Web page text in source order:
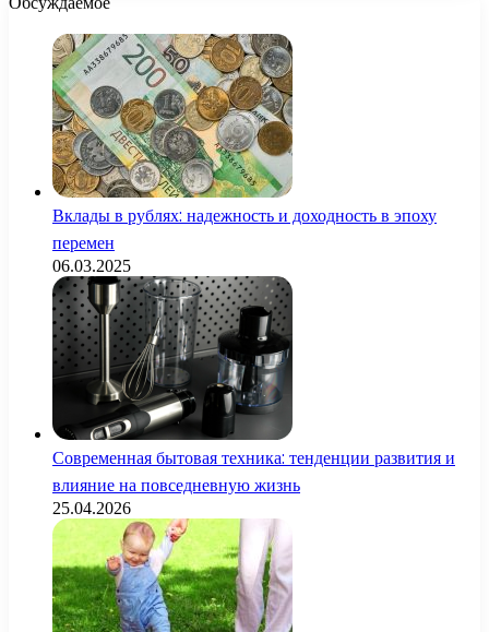
Вклады в рублях: надежность и доходность в эпоху
перемен
06.03.2025
Современная бытовая техника: тенденции развития и
влияние на повседневную жизнь
25.04.2026